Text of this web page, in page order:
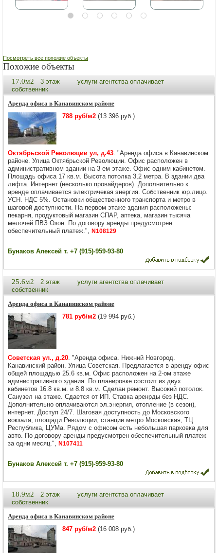
Посмотреть все похожие объекты
Похожие объекты
17.0м2 3 этаж
услуги агентства оплачивает
собственник
Аренда офиса в Канавинском районе
788 руб/м2 (13 396 руб.)
Октябрьской Революции ул, д.43. "Аренда офиса в Канавинском
районе. Улица Октябрьской Революции. Офис расположен в
административном здании на 3-ем этаже. Офис одним кабинетом.
Площадь офиса 17 кв.м. Высота потолка 3,2 метра. В здании два
лифта. Интернет (несколько провайдеров). Дополнительно к
аренде оплачивается электричекая энергия. Собственник юр.лицо.
УСН. НДС 5%. Остановки общественного транспорта и метро в
шаговой доступности. На первом этаже здания расположены:
пекарня, продуктовый магазин СПАР, аптека, магазин тысяча
мелочей ПВЗ Озон. По договору аренды предусмотрен
обеспечительный платеж.", N108129
Бунаков Алексей т. +7 (915)-959-93-80
25.6м2 2 этаж
услуги агентства оплачивает
собственник
Аренда офиса в Канавинском районе
781 руб/м2 (19 994 руб.)
Советская ул., д.20. "Аренда офиса. Нижний Новгород.
Канавинский район. Улица Советская. Предлагается в аренду офис
общей площадью 25.6 кв.м. Офис расположен на 2-ом этаже
адмнистративного здания. По планировке состоит из двух
кабинетов 16.8 кв.м. и 8.8 кв.м. Сделан ремонт. Высокий потолок.
Санузел на этаже. Сдается от ИП. Ставка аренрды без НДС.
Дополнительно оплачиваются эл.энергия, отопление (в сезон),
интернет. Доступ 24/7. Шаговая доступность до Московского
вокзала, площади Революции, станции метро Московская, ТЦ
Республика, ЦУМа. Рядом с офисом есть небольшая парковка для
авто. По договору аренды предусмотрен обеспечительный платеж
за одни месяц.", N107411
Бунаков Алексей т. +7 (915)-959-93-80
18.9м2 2 этаж
услуги агентства оплачивает
собственник
Аренда офиса в Канавинском районе
847 руб/м2 (16 008 руб.)